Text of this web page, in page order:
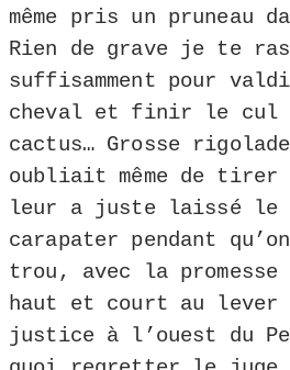
même pris un pruneau
Rien de grave je te
suffisamment pour
cheval et finir le cul
cactus… Grosse
oubliait même de
leur a juste laissé le
carapater pendant
trou, avec la promesse
haut et court au
justice à l’ouest du